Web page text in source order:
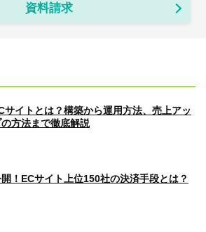
資料請求
サイトとは？構築から運用方法、売上アッ
の方法まで徹底解説
！ECサイト上位150社の決済手段とは？